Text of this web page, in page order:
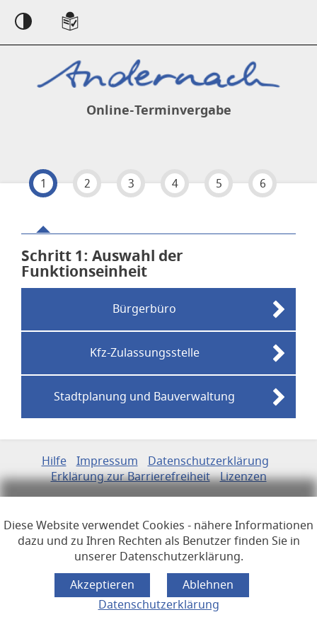
Diese Website verwendet Cookies - nähere Informationen
dazu und zu Ihren Rechten als Benutzer finden Sie in
unserer Datenschutzerklärung.
Datenschutzerklärung
Online-Terminvergabe
1 2 3 4 5 6
Schritt 1von 6
: Auswahl der
Funktionseinheit
Bürgerbüro
Kfz-Zulassungsstelle
Stadtplanung und Bauverwaltung
Links zur Hilfe, Impressum, Datenschutzerklärung,
Hilfe Impressum Datenschutzerklärung
Erklärung zur Barrierefreiheit Lizenzen
Öffnet im Dialogfenster.
Hauptregion der Seite